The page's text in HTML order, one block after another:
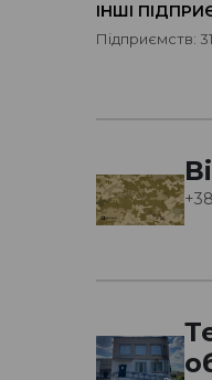
ІНШІ
Підприємств: 31